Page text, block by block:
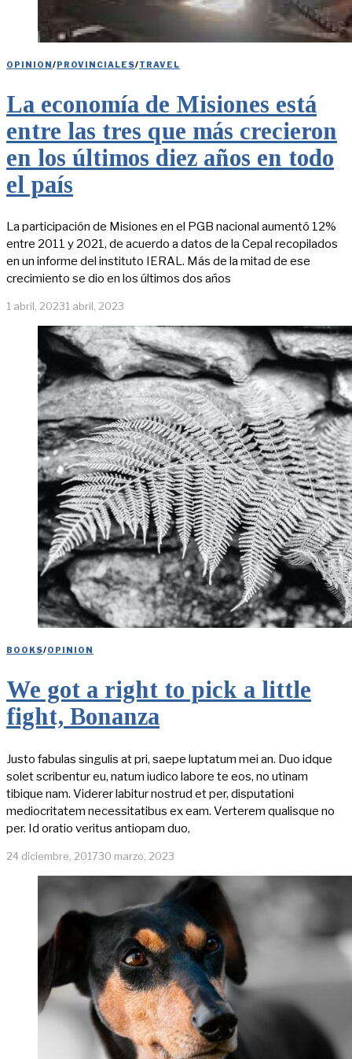
OPINION/PROVINCIALES/TRAVEL
La economía de Misiones está
entre las tres que más crecieron
en los últimos diez años en todo
el país
La participación de Misiones en el PGB nacional aumentó 12%
entre 2011 y 2021, de acuerdo a datos de la Cepal recopilados
en un informe del instituto IERAL. Más de la mitad de ese
crecimiento se dio en los últimos dos años
1 abril, 20231 abril, 2023
BOOKS/OPINION
We got a right to pick a little
fight, Bonanza
Justo fabulas singulis at pri, saepe luptatum mei an. Duo idque
solet scribentur eu, natum iudico labore te eos, no utinam
tibique nam. Viderer labitur nostrud et per, disputationi
mediocritatem necessitatibus ex eam. Verterem qualisque no
per. Id oratio veritus antiopam duo,
24 diciembre, 201730 marzo, 2023